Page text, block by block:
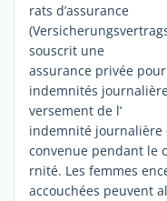
rats d’assurance
souscrit une
assurance privée pour
indemnités
versement de l’
indemnité journalière
convenue pendant le
rnité. Les femmes
accouchées peuvent